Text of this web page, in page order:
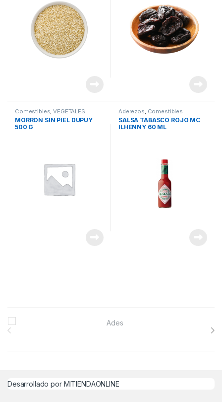
Comestibles ,VEGETALES
CONSERVA
MORRON SIN PIEL DUPUY
500 G
Aderezos Comestibles
SALSA TABASCO ROJO MC
ILHENNY 60 ML
Brands Carousel
Desarrollado por MITIENDAONLINE